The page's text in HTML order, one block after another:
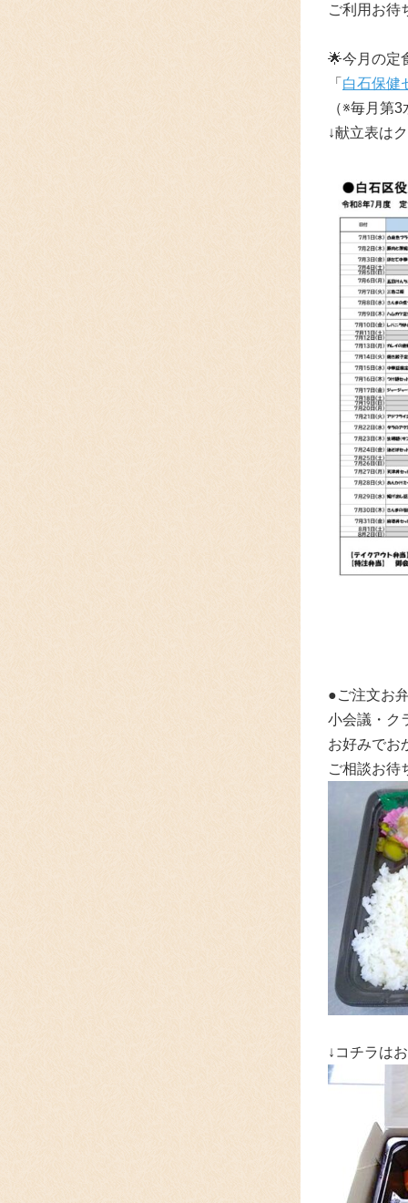
ご利用お待
🌟今月の定
「 白石保健
（※毎月第
↓献立表は
●ご注文お
小会議・ク
お好みでお
ご相談お待
↓コチラは